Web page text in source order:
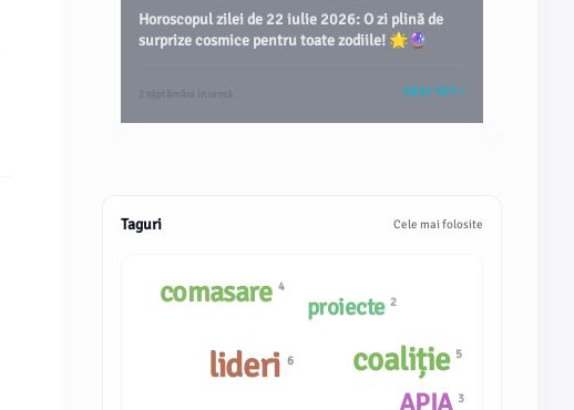
Horoscopul zilei de 22 iulie 2026: O zi plină de
surprize cosmice pentru toate zodiile! 🌟🔮
2 săptămâni în urmă VEZI TOT
Taguri Cele mai folosite
proiecte 2
coaliție 5
lideri 6
comasare4
APIA 3